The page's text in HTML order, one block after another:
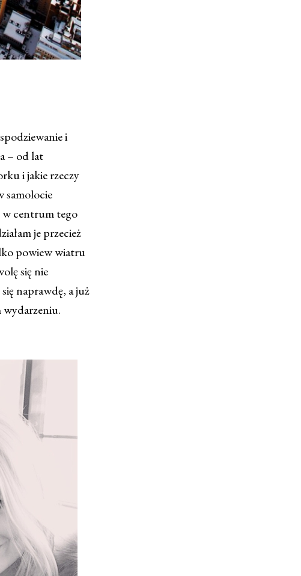
i
– od lat
i jakie rzeczy
samolocie
w centrum tego
je przecież
powiew wiatru
się nie
naprawdę, a już
wydarzeniu.